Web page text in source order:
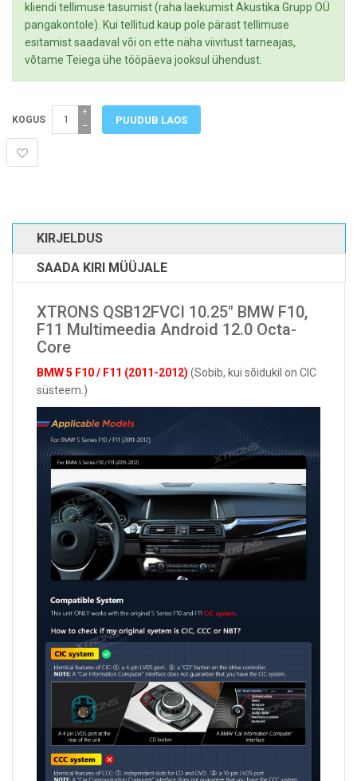
kliendi tellimuse tasumist (raha laekumist Akustika Grupp OÜ
pangakontole). Kui tellitud kaup pole pärast tellimuse
esitamist saadaval või on ette näha viivitust tarneajas,
võtame Teiega ühe tööpäeva jooksul ühendust.
KOGUS −
+
KIRJELDUS
SAADA KIRI MÜÜJALE
XTRONS QSB12FVCI 10.25" BMW F10,
F11 Multimeedia Android 12.0 Octa-
Core
BMW 5 F10 / F11 (2011-2012) (Sobib, kui sõidukil on CIC
süsteem.)